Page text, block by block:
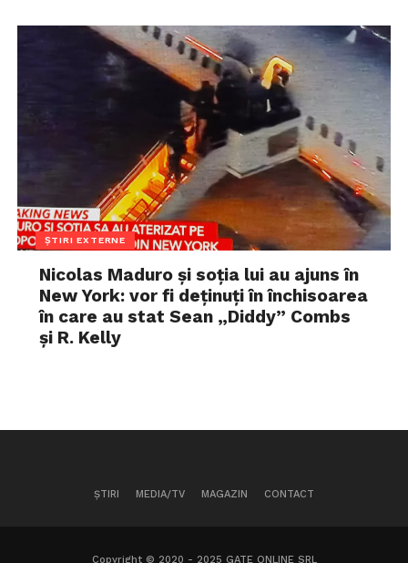
ȘTIRI EXTERNE
Nicolas Maduro și soția lui au ajuns în
New York: vor fi deținuți în închisoarea
în care au stat Sean „Diddy” Combs
și R. Kelly
ȘTIRI MEDIA/TV MAGAZIN CONTACT
Copyright © 2020 - 2025 GATE ONLINE SRL